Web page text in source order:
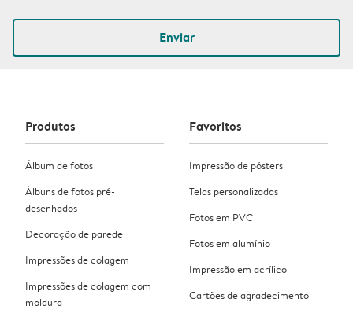
Enviar
Produtos
Álbum de fotos
Álbuns de fotos pré-
desenhados
Decoração de parede
Impressões de colagem
Impressões de colagem com
moldura
Favoritos
Impressão de pósters
Telas personalizadas
Fotos em PVC
Fotos em alumínio
Impressão em acrílico
Cartões de agradecimento